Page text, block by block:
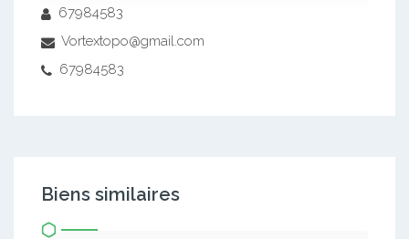
67984583
Vortextopo@gmail.com
67984583
Biens similaires